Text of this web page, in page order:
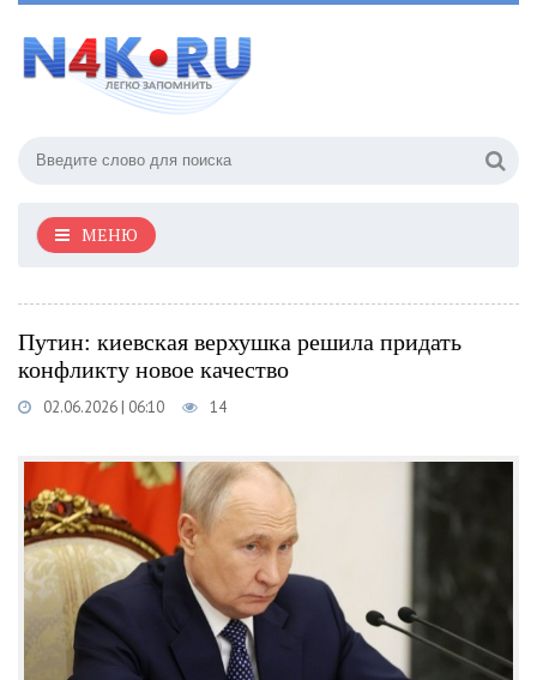
МЕНЮ
Путин: киевская верхушка решила придать
конфликту новое качество
02.06.2026 | 06:10 14